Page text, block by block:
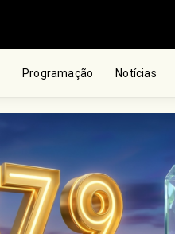
Programação Notícias